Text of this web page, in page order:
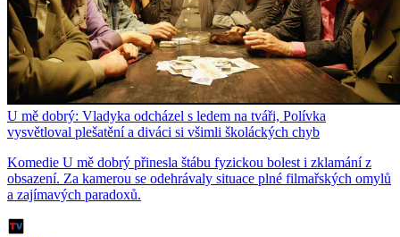
U mě dobrý: Vladyka odcházel s ledem na tváři, Polívka
vysvětloval plešatění a diváci si všimli školáckých chyb
Komedie U mě dobrý přinesla štábu fyzickou bolest i zklamání z
obsazení. Za kamerou se odehrávaly situace plné filmařských omylů
a zajímavých paradoxů.